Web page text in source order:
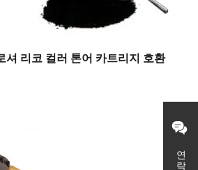
셔 리코 컬러 톤어 카트리지 호환